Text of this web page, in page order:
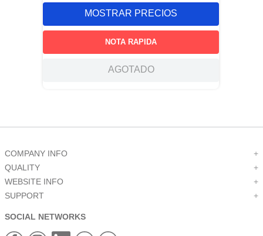
MOSTRAR PRECIOS
NOTA RAPIDA
AGOTADO
COMPANY INFO
+
QUALITY
+
WEBSITE INFO
+
SUPPORT
+
SOCIAL NETWORKS